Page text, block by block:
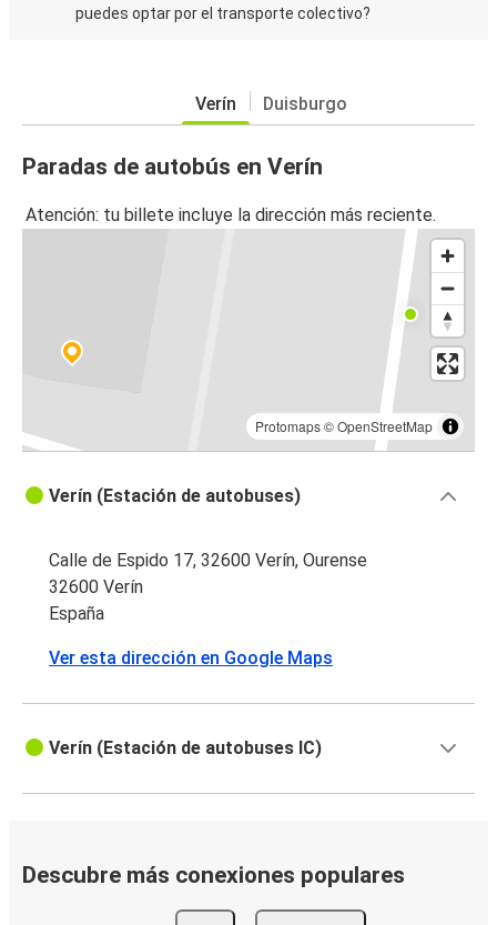
puedes optar por el transporte colectivo?
Verín Duisburgo
Paradas de autobús en Verín
Atención: tu billete incluye la dirección más reciente.
Protomaps©OpenStreetMap
Verín (Estación de autobuses)
Calle de Espido 17, 32600 Verín, Ourense
32600 Verín
España
Ver esta dirección en Google Maps
Verín (Estación de autobuses IC)
Descubre más conexiones populares